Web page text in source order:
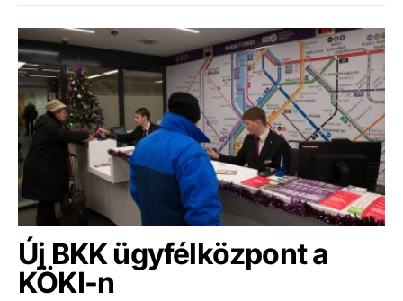
Új BKK ügyfélközpont a
KÖKI-n